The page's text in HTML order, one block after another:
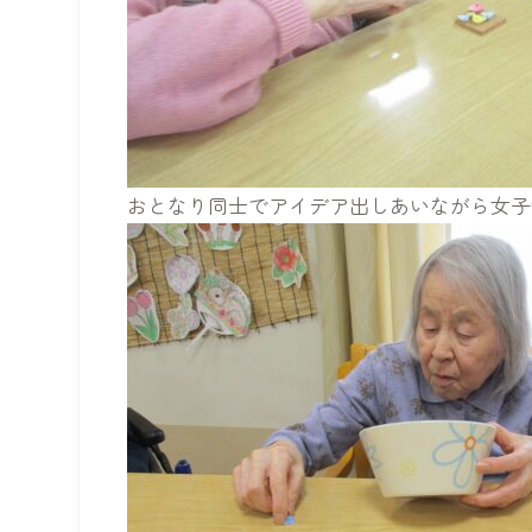
おとなり同士でアイデア出しあいながら女